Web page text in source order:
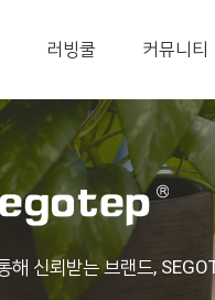
러빙쿨 커뮤니티
해 신뢰받는 브랜드,